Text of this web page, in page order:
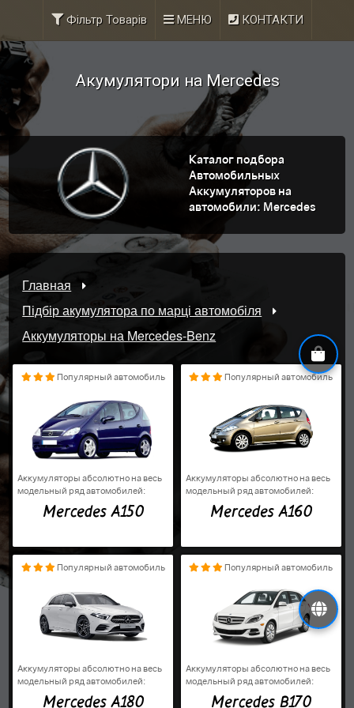
Фільтр Товарів МЕНЮ КОНТАКТИ
Акумулятори на Mercedes
Каталог подбора
Автомобильных
Аккумуляторов на
автомобили: Mercedes
Главная
Підбір акумулятора по марці автомобіля
Аккумуляторы на Mercedes-Benz
Популярный автомобиль
Аккумуляторы абсолютно на весь
модельный ряд автомобилей:
Mercedes A150
Популярный автомобиль
Аккумуляторы абсолютно на весь
модельный ряд автомобилей:
Mercedes A160
Популярный автомобиль
Аккумуляторы абсолютно на весь
модельный ряд автомобилей:
Mercedes A180
Популярный автомобиль
Аккумуляторы абсолютно на весь
модельный ряд автомобилей:
Mercedes B170